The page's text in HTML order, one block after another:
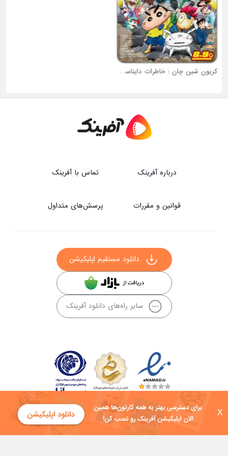
X
کریون شین چان : خاطرات دایناسوری اورا
درباره آفرینک تماس با آفرینک
قوانین و مقررات پرسش‌های متداول
دانلود مستقیم اپلیکیشن
سایر راه‌های دانلود آفرینک
کلیه حقوق این سایت به شرکت توسعه فناوی هفت آسمان توکان تعلق دارد و